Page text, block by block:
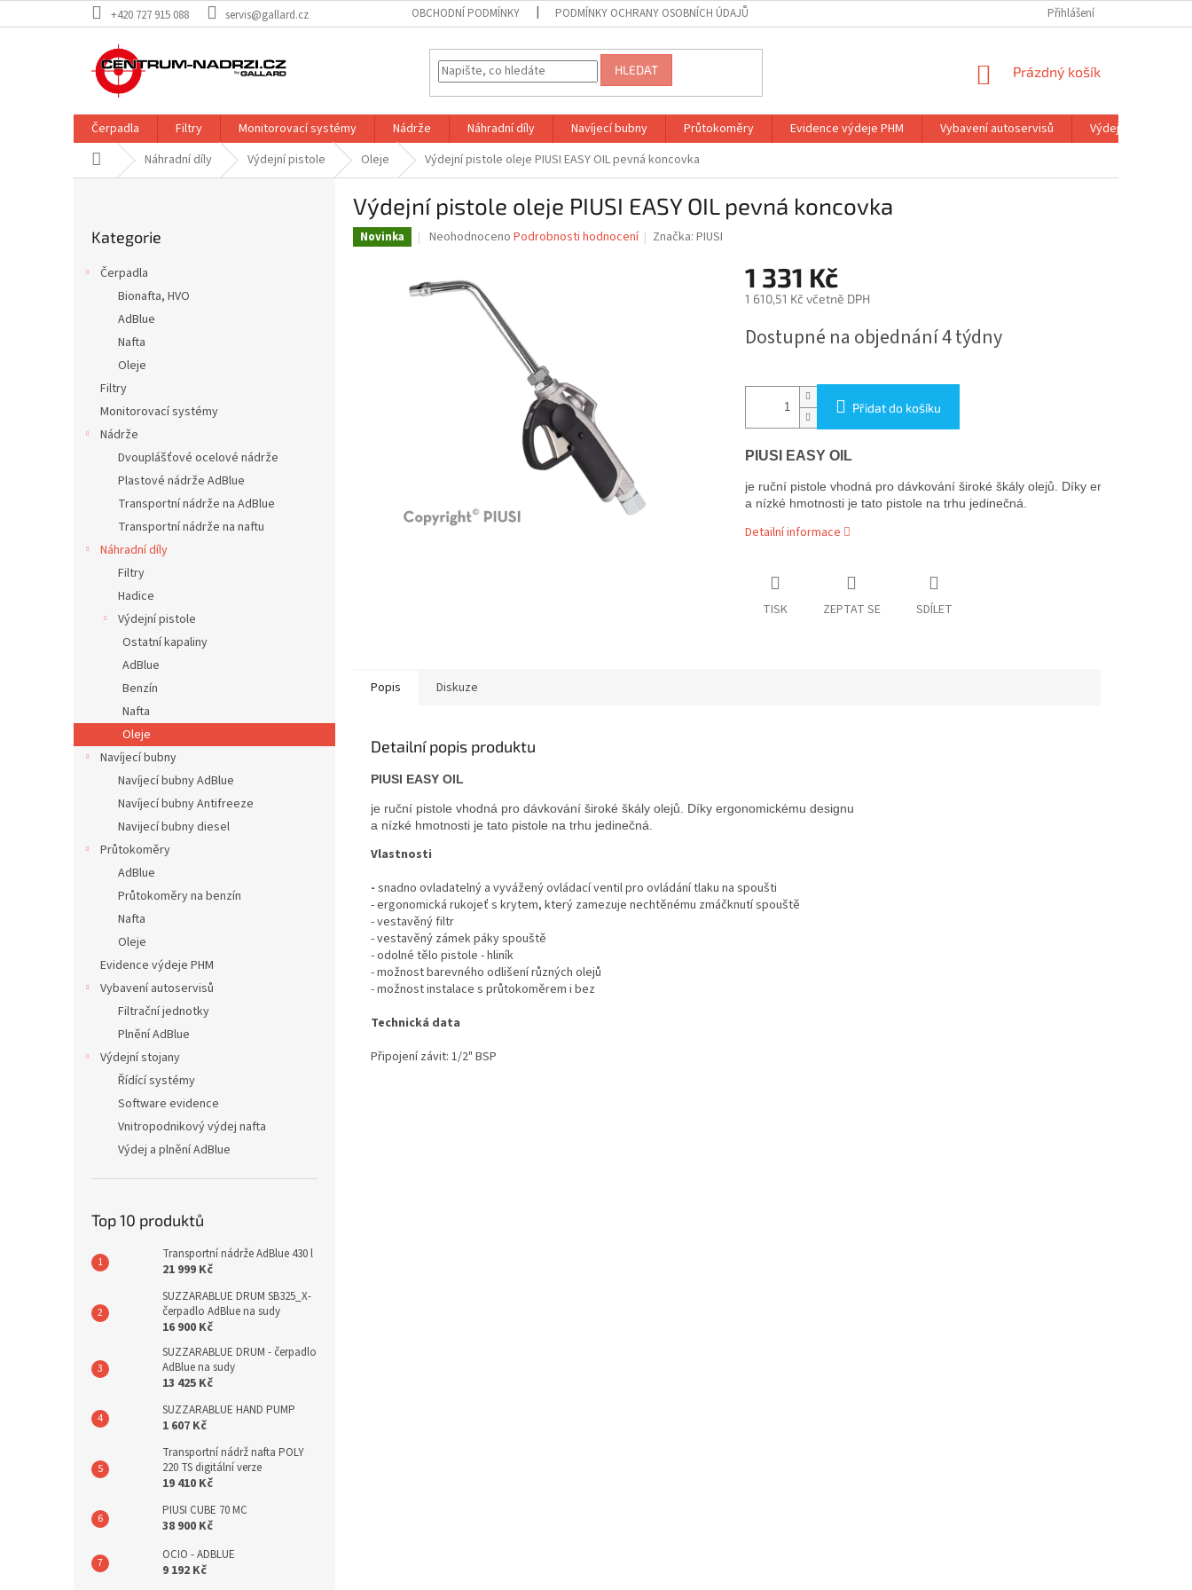
na
+420 727 915 088 servis@gallard.cz OBCHODNÍ PODMÍNKY PODMÍNKY OCHRANY OSOBNÍCH ÚDAJŮ Přihlášení
HLEDAT
NÁKUPNÍ
Prázdný košík
Čerpadla Filtry Monitorovací systémy Nádrže Náhradní díly Navíjecí bubny Průtokoměry Evidence výdeje PHM Vybavení autoservisů
Výdejní stojany
Domů Náhradní díly Výdejní pistole Oleje Výdejní pistole oleje PIUSI EASY OIL pevná koncovka
kategorie
Kategorie
Čerpadla
Bionafta, HVO
AdBlue
Nafta
Oleje
Filtry
Monitorovací systémy
Nádrže
Dvouplášťové ocelové nádrže
Plastové nádrže AdBlue
Transportní nádrže na AdBlue
Transportní nádrže na naftu
Náhradní díly
Filtry
Hadice
Výdejní pistole
Ostatní kapaliny
AdBlue
Benzín
Nafta
Oleje
Navíjecí bubny
Navíjecí bubny AdBlue
Navíjecí bubny Antifreeze
Navijecí bubny diesel
Průtokoměry
AdBlue
Průtokoměry na benzín
Nafta
Oleje
Evidence výdeje PHM
Vybavení autoservisů
Filtrační jednotky
Plnění AdBlue
Výdejní stojany
Řídící systémy
Software evidence
Vnitropodnikový výdej nafta
Výdej a plnění AdBlue
Top 10 produktů
Transportní nádrže AdBlue 430 l
21 999 Kč
SUZZARABLUE DRUM SB325_X-
čerpadlo AdBlue na sudy
16 900 Kč
SUZZARABLUE DRUM - čerpadlo
AdBlue na sudy
13 425 Kč
SUZZARABLUE HAND PUMP
1 607 Kč
Transportní nádrž nafta POLY
220 TS digitální verze
19 410 Kč
PIUSI CUBE 70 MC
38 900 Kč
OCIO - ADBLUE
9 192 Kč
Výdejní pistole oleje PIUSI EASY OIL pevná koncovka
Novinka
Průměrné
je
Neohodnoceno Podrobnosti hodnocení Značka:PIUSI
1 331 Kč
1 610,51 Kč včetně DPH
cena:
Dostupné na objednání 4 týdny
Přidat do košíku
PIUSI EASY OIL
je ruční pistole vhodná pro dávkování široké škály olejů. Díky ergonomickému
a nízké hmotnosti je tato pistole na trhu jedinečná.
Detailní informace
TISK ZEPTAT SE SDÍLET
Popis Diskuze
Detailní popis produktu
PIUSI EASY OIL
je ruční pistole vhodná pro dávkování široké škály olejů. Díky ergonomickému designu
a nízké hmotnosti je tato pistole na trhu jedinečná.
Vlastnosti
- snadno ovladatelný a vyvážený ovládací ventil pro ovládání tlaku na spoušti
- ergonomická rukojeť s krytem, který zamezuje nechtěnému zmáčknutí spouště
- vestavěný filtr
- vestavěný zámek páky spouště
- odolné tělo pistole - hliník
- možnost barevného odlišení různých olejů
- možnost instalace s průtokoměrem i bez
Technická data
Připojení závit: 1/2" BSP